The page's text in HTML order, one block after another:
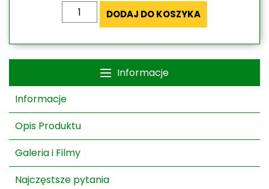
ilość
Refleksol
Selt
kasety
DODAJ DO KOSZYKA
Informacje
Opis Produktu
Galeria i Filmy
Najczęstsze pytania
Informacje